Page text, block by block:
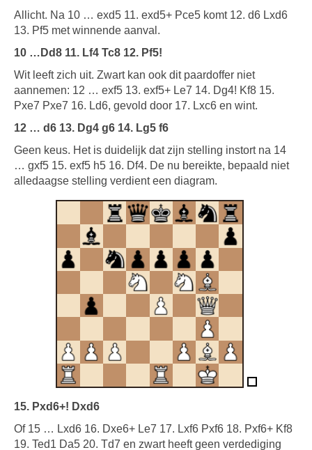
Allicht. Na 10 … exd5 11. exd5+ Pce5 komt 12. d6 Lxd6
13. Pf5 met winnende aanval.
10 …Dd8 11. Lf4 Tc8 12. Pf5!
Wit leeft zich uit. Zwart kan ook dit paardoffer niet
aannemen: 12 … exf5 13. exf5+ Le7 14. Dg4! Kf8 15.
Pxe7 Pxe7 16. Ld6, gevold door 17. Lxc6 en wint.
12 … d6 13. Dg4 g6 14. Lg5 f6
Geen keus. Het is duidelijk dat zijn stelling instort na 14
… gxf5 15. exf5 h5 16. Df4. De nu bereikte, bepaald niet
alledaagse stelling verdient een diagram.
15. Pxd6+! Dxd6
Of 15 … Lxd6 16. Dxe6+ Le7 17. Lxf6 Pxf6 18. Pxf6+ Kf8
19. Ted1 Da5 20. Td7 en zwart heeft geen verdediging